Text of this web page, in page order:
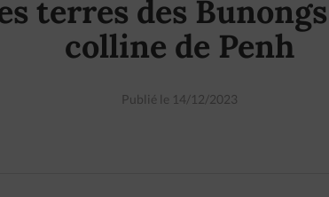
terres des
colline de Penh
Publié le 14/12/2023